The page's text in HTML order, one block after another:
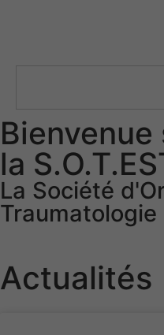
la
La Société
Traumatologie
Actualités